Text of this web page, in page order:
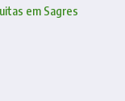
em Sagres